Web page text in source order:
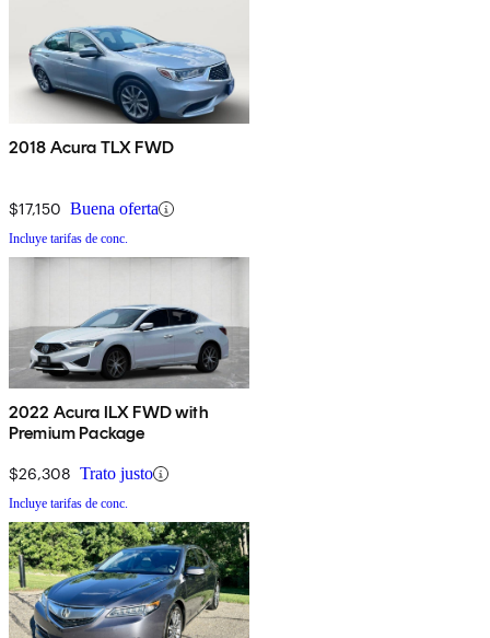
2018 Acura TLX FWD
$17,150 Buena oferta
Incluye tarifas de conc.
2022 Acura ILX FWD with
Premium Package
$26,308 Trato justo
Incluye tarifas de conc.